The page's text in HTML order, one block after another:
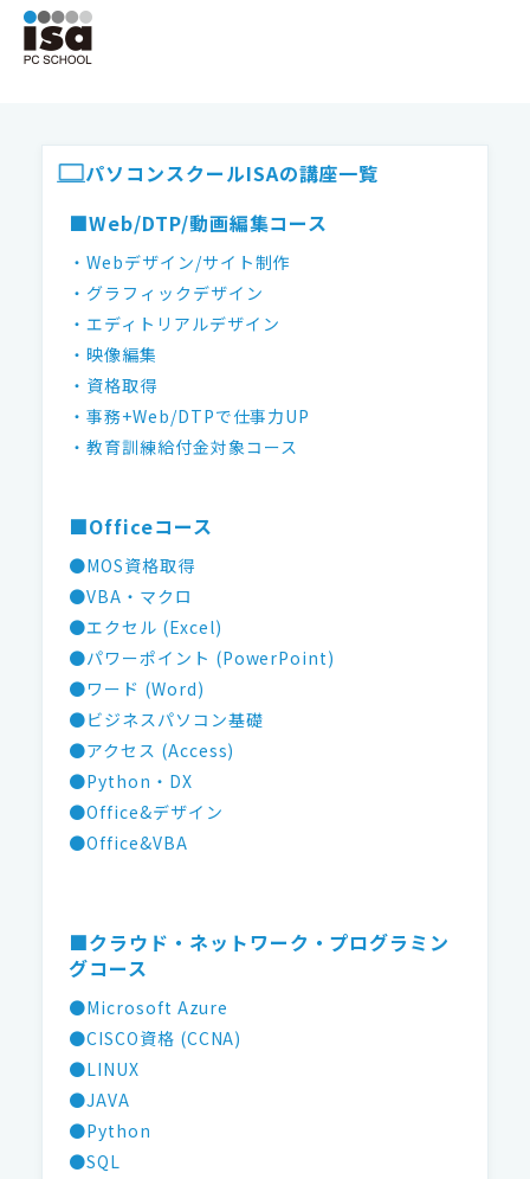
パソコンスクールISAの講座一覧
■Web/DTP/動画編集コース
・Webデザイン/サイト制作
・グラフィックデザイン
・エディトリアルデザイン
・映像編集
・資格取得
・事務+Web/DTPで仕事力UP
・教育訓練給付金対象コース
■Officeコース
●MOS資格取得
●VBA・マクロ
●エクセル (Excel)
●パワーポイント (PowerPoint)
●ワード (Word)
●ビジネスパソコン基礎
●アクセス (Access)
●Python・DX
●Office&デザイン
●Office&VBA
■クラウド・ネットワーク・プログラミン
グコース
●Microsoft Azure
●CISCO資格 (CCNA)
●LINUX
●JAVA
●Python
●SQL